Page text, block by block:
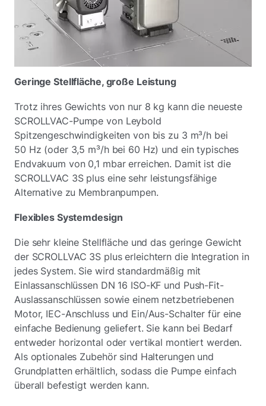
Geringe Stellfläche, große Leistung
Trotz ihres Gewichts von nur 8 kg kann die neueste
SCROLLVAC-Pumpe von Leybold
Spitzengeschwindigkeiten von bis zu 3 m³/h bei
50 Hz (oder 3,5 m³/h bei 60 Hz) und ein typisches
Endvakuum von 0,1 mbar erreichen. Damit ist die
SCROLLVAC 3S plus eine sehr leistungsfähige
Alternative zu Membranpumpen.
Flexibles Systemdesign
Die sehr kleine Stellfläche und das geringe Gewicht
der SCROLLVAC 3S plus erleichtern die Integration in
jedes System. Sie wird standardmäßig mit
Einlassanschlüssen DN 16 ISO-KF und Push-Fit-
Auslassanschlüssen sowie einem netzbetriebenen
Motor, IEC-Anschluss und Ein/Aus-Schalter für eine
einfache Bedienung geliefert. Sie kann bei Bedarf
entweder horizontal oder vertikal montiert werden.
Als optionales Zubehör sind Halterungen und
Grundplatten erhältlich, sodass die Pumpe einfach
überall befestigt werden kann.